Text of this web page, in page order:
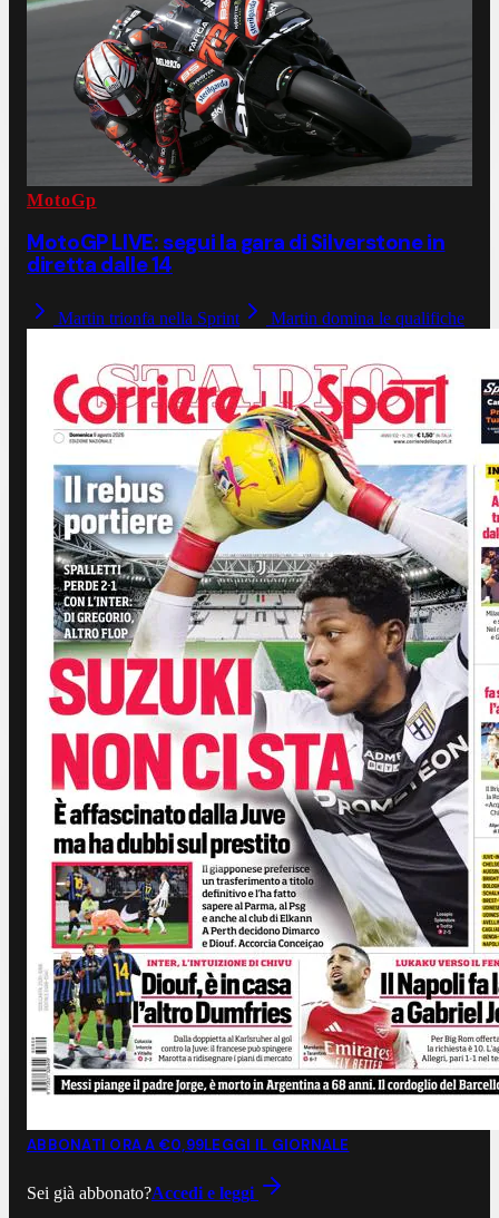
MotoGp
MotoGP LIVE: segui la gara di Silverstone in
diretta dalle 14
Martin trionfa nella Sprint Martin domina le qualifiche
ABBONATI ORA A €0,99LEGGI IL GIORNALE
Sei già abbonato?Accedi e leggi